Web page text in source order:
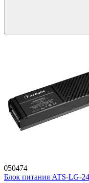
050474
Блок питания ATS-LG-